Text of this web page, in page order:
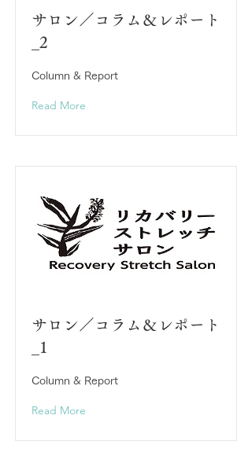
サロン／コラム＆レポート
_2
Column & Report
Read More
サロン／コラム＆レポート
_1
Column & Report
Read More